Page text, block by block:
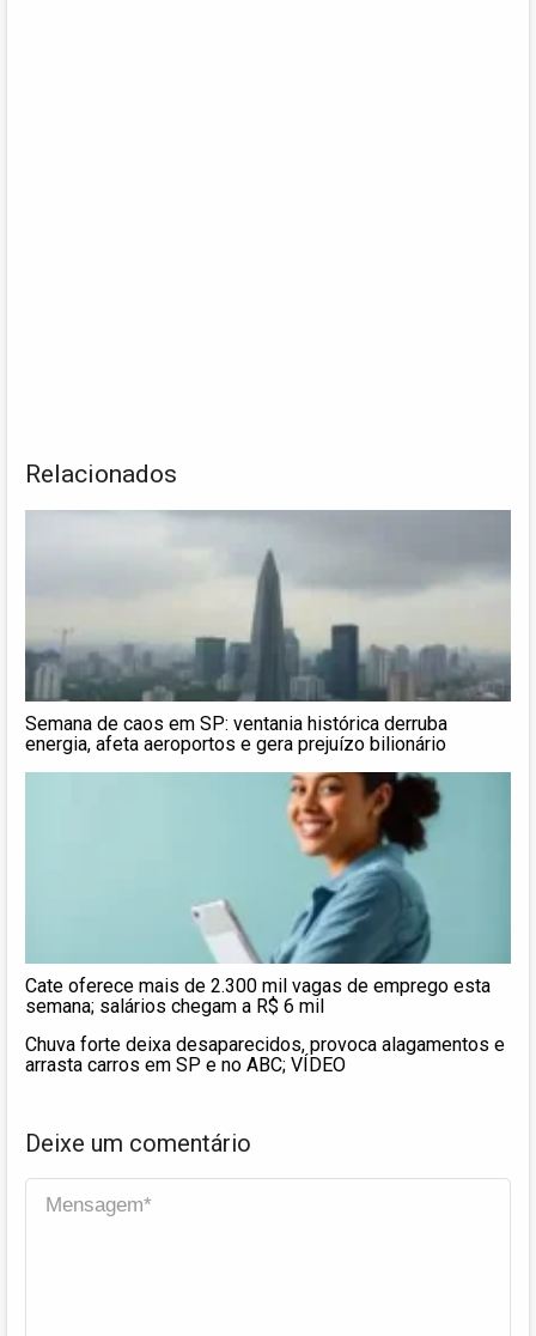
Relacionados
Semana de caos em SP: ventania histórica derruba
energia, afeta aeroportos e gera prejuízo bilionário
Cate oferece mais de 2.300 mil vagas de emprego esta
semana; salários chegam a R$ 6 mil
Chuva forte deixa desaparecidos, provoca alagamentos e
arrasta carros em SP e no ABC; VÍDEO
Deixe um comentário